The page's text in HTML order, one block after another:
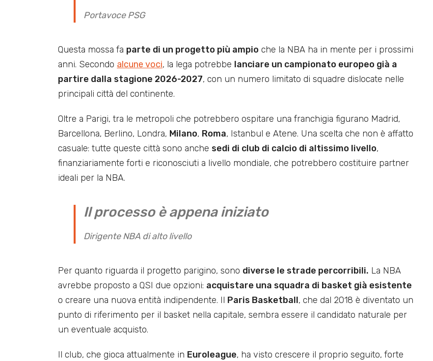
Portavoce PSG
Questa mossa fa parte di un progetto più ampio che la NBA ha in mente per i prossimi
anni. Secondo alcune voci, la lega potrebbe lanciare un campionato europeo già a
partire dalla stagione 2026-2027, con un numero limitato di squadre dislocate nelle
principali città del continente.
Oltre a Parigi, tra le metropoli che potrebbero ospitare una franchigia figurano Madrid,
Barcellona, Berlino, Londra, Milano, Roma, Istanbul e Atene. Una scelta che non è affatto
casuale: tutte queste città sono anche sedi di club di calcio di altissimo livello,
finanziariamente forti e riconosciuti a livello mondiale, che potrebbero costituire partner
ideali per la NBA.
Il processo è appena iniziato
Dirigente NBA di alto livello
Per quanto riguarda il progetto parigino, sono diverse le strade percorribili. La NBA
avrebbe proposto a QSI due opzioni: acquistare una squadra di basket già esistente
o creare una nuova entità indipendente. Il Paris Basketball, che dal 2018 è diventato un
punto di riferimento per il basket nella capitale, sembra essere il candidato naturale per
un eventuale acquisto.
Il club, che gioca attualmente in Euroleague, ha visto crescere il proprio seguito, forte